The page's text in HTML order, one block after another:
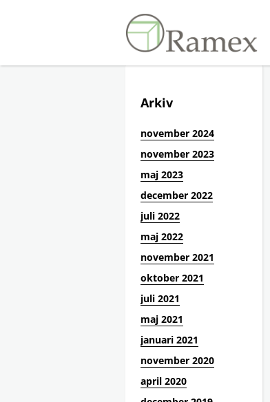
Arkiv
november 2024
november 2023
maj 2023
december 2022
juli 2022
maj 2022
november 2021
oktober 2021
juli 2021
maj 2021
januari 2021
november 2020
april 2020